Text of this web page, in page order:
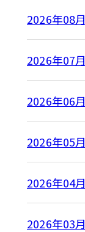
2026年08月
2026年07月
2026年06月
2026年05月
2026年04月
2026年03月